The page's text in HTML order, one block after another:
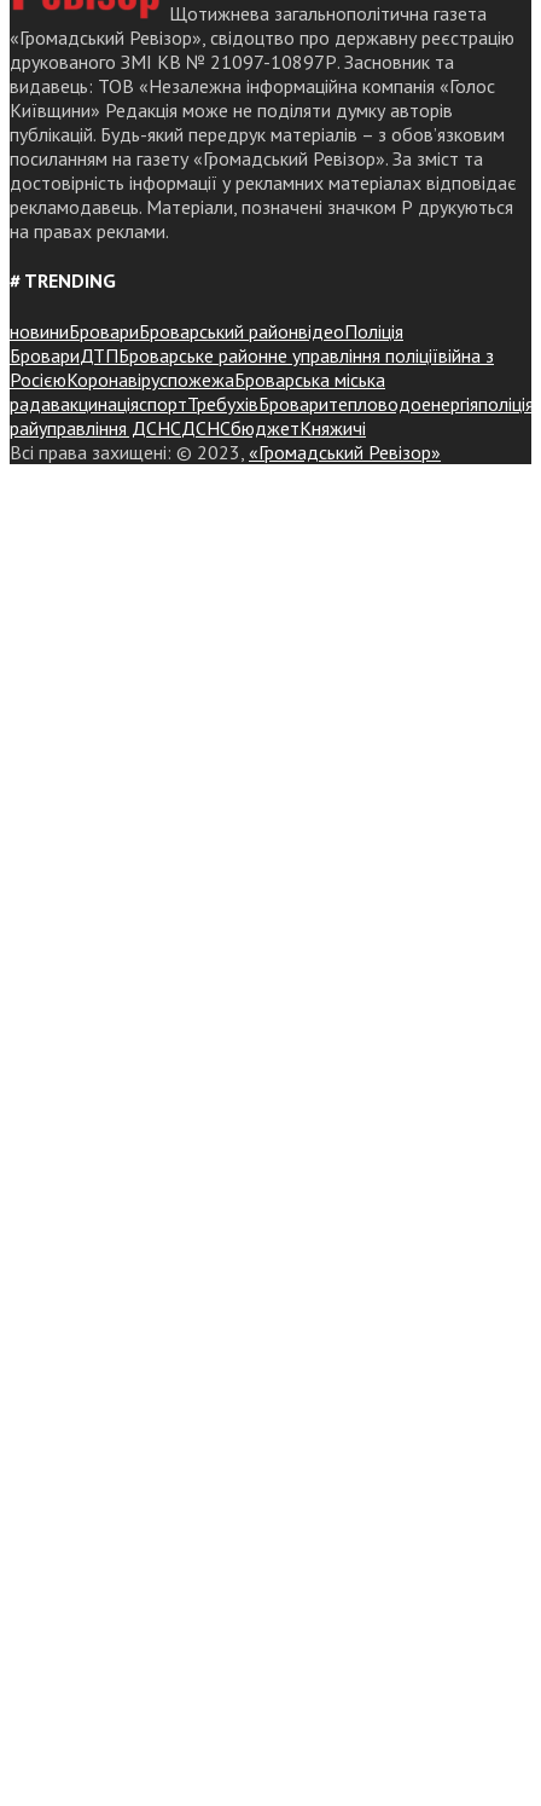
Щотижнева загальнополітична газета
«Громадський Ревізор», свідоцтво про державну реєстрацію
друкованого ЗМІ КВ № 21097-10897Р. Засновник та
видавець: ТОВ «Незалежна інформаційна компанія «Голос
Київщини» Редакція може не поділяти думку авторів
публікацій. Будь-який передрук матеріалів – з обов’язковим
посиланням на газету «Громадський Ревізор». За зміст та
достовірність інформації у рекламних матеріалах відповідає
рекламодавець. Матеріали, позначені значком Р друкуються
на правах реклами.
# TRENDING
новиниБровариБроварський районвідеоПоліція
БровариДТПБроварське районне управління поліціївійна з
РосієюКоронавіруспожежаБроварська міська
радавакцинаціяспортТребухівБроваритепловодоенергіяполіція
райуправління ДСНСДСНСбюджетКняжичі
Всі права захищені: © 2023, «Громадський Ревізор»